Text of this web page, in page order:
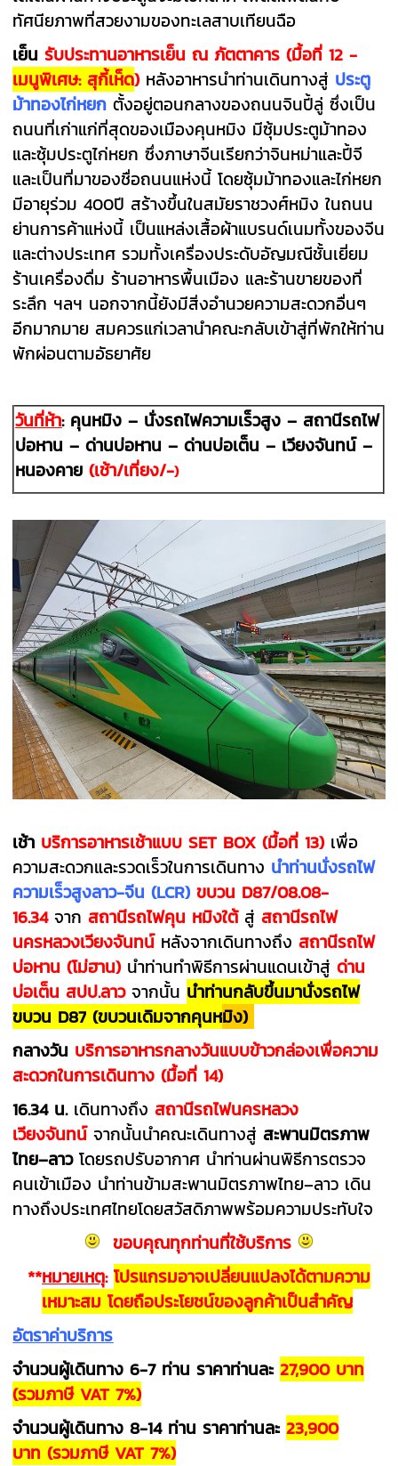
ทัศนียภาพที่สวยงามของทะเลสาบเทียนฉือ
เย็นรับประทานอาหารเย็น ณ ภัตตาคาร (มื้อที่ 12 -
เมนูพิเศษ: สุกี้เห็ด) หลังอาหารนำท่านเดินทางสู่ ประตู
ม้าทองไก่หยก ตั้งอยู่ตอนกลางของถนนจินปี้ลู่ ซึ่งเป็น
ถนนที่เก่าแก่ที่สุดของเมืองคุนหมิง มีซุ้มประตูม้าทอง
และซุ้มประตูไก่หยก ซึ่งภาษาจีนเรียกว่าจินหม่าและปี้จี
และเป็นที่มาของชื่อถนนแห่งนี้ โดยซุ้มม้าทองและไก่หยก
มีอายุร่วม 400ปี สร้างขึ้นในสมัยราชวงศ์หมิง ในถนน
ย่านการค้าแห่งนี้ เป็นแหล่งเสื้อผ้าแบรนด์เนมทั้งของจีน
และต่างประเทศ รวมทั้งเครื่องประดับอัญมณีชั้นเยี่ยม
ร้านเครื่องดื่ม ร้านอาหารพื้นเมือง และร้านขายของที่
ระลึก ฯลฯ นอกจากนี้ยังมีสิ่งอำนวยความสะดวกอื่นๆ
อีกมากมาย สมควรแก่เวลานำคณะกลับเข้าสู่ที่พักให้ท่าน
พักผ่อนตามอัธยาศัย
วันที่ห้า: คุนหมิง – นั่งรถไฟความเร็วสูง – สถานีรถไฟ
บ่อหาน – ด่านบ่อหาน – ด่านบ่อเต็น – เวียงจันทน์ –
หนองคาย(เช้า/เที่ยง/-)
เช้า บริการอาหารเช้าแบบ SET BOX (มื้อที่ 13) เพื่อ
ความสะดวกและรวดเร็วในการเดินทาง นำท่านนั่งรถไฟ
ความเร็วสูงลาว-จีน(LCR) ขบวน D87/08.08-
16.34จากสถานีรถไฟคุน หมิงใต้ สู่ สถานีรถไฟ
นครหลวงเวียงจันทน์ หลังจากเดินทางถึงสถานีรถไฟ
บ่อหาน (โม่ฮาน) นำท่านทำพิธีการผ่านแดนเข้าสู่ด่าน
บ่อเต็น สปป.ลาว จากนั้น นำท่านกลับขึ้นมานั่งรถไฟ
ขบวน D87 (ขบวนเดิมจากคุนหมิง)
กลางวัน บริการอาหารกลางวันแบบข้าวกล่องเพื่อความ
สะดวกในการเดินทาง (มื้อที่ 14)
16.34 น. เดินทางถึงสถานีรถไฟนครหลวง
เวียงจันทน์จากนั้นนำคณะเดินทางสู่สะพานมิตรภาพ
ไทย–ลาวโดยรถปรับอากาศ นำท่านผ่านพิธีการตรวจ
คนเข้าเมือง นำท่านข้ามสะพานมิตรภาพไทย–ลาว เดิน
ทางถึงประเทศไทยโดยสวัสดิภาพพร้อมความประทับใจ
ขอบคุณทุกท่านที่ใช้บริการ
**หมายเหตุ: โปรแกรมอาจเปลี่ยนแปลงได้ตามความ
เหมาะสม โดยถือประโยชน์ของลูกค้าเป็นสำคัญ
อัตราค่าบริการ
จำนวนผู้เดินทาง 6-7 ท่าน ราคาท่านละ27,900 บาท
(รวมภาษี VAT 7%)
จำนวนผู้เดินทาง 8-14 ท่าน ราคาท่านละ23,900
บาท (รวมภาษี VAT 7%)